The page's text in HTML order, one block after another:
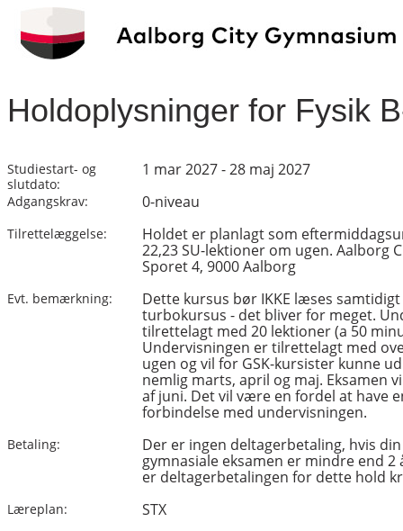
Holdoplysninger for Fysik
Studiestart- og
slutdato:
1 mar 2027 - 28 maj 2027
Adgangskrav: 0-niveau
Tilrettelæggelse:
Holdet er planlagt som
22,23 SU-lektioner om ugen. Aalborg
Sporet 4, 9000 Aalborg
Evt. bemærkning:
Dette kursus bør IKKE læses
turbokursus - det bliver for meget.
tilrettelagt med 20 lektioner (a 50
Undervisningen er tilrettelagt med
ugen og vil for GSK-kursister kunne
nemlig marts, april og maj. Eksamen
af juni. Det vil være en fordel at have
forbindelse med undervisningen.
Betaling:
Der er ingen deltagerbetaling, hvis
gymnasiale eksamen er mindre end
er deltagerbetalingen for dette hold
Læreplan: STX